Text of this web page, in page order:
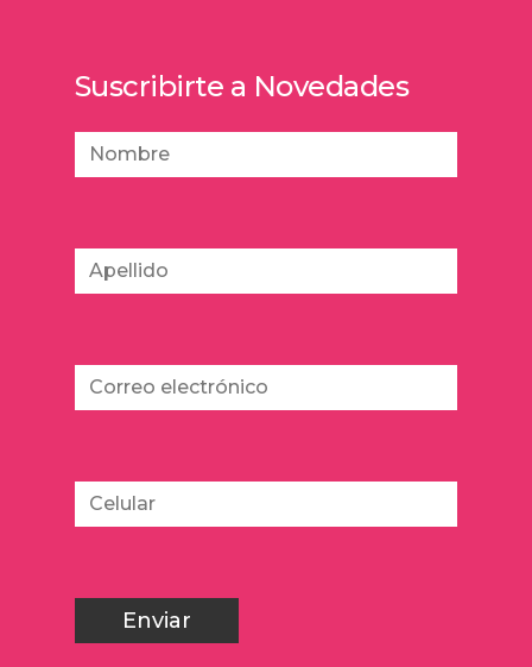
Suscribirte a Novedades